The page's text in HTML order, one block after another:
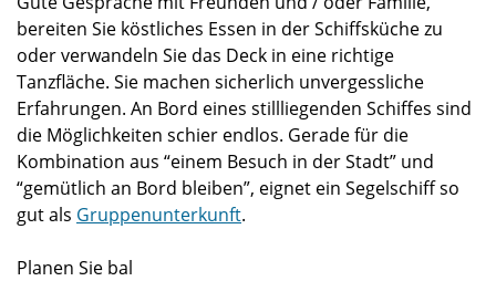
bereiten Sie köstliches Essen in der Schiffsküche zu
oder verwandeln Sie das Deck in eine richtige
Tanzfläche. Sie machen sicherlich unvergessliche
Erfahrungen. An Bord eines stillliegenden Schiffes sind
die Möglichkeiten schier endlos. Gerade für die
Kombination aus “einem Besuch in der Stadt” und
“gemütlich an Bord bleiben”, eignet ein Segelschiff so
gut als Gruppenunterkunft.
Planen Sie bal